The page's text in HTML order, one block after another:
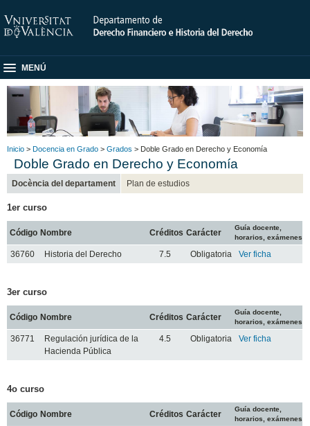
MENÚ
Inicio > Docencia en Grado > Grados > Doble Grado en Derecho y Economía
Doble Grado en Derecho y Economía
Docència del departament Plan de estudios
1er curso
Código Nombre Créditos Carácter
Guía docente,
horarios, exámenes
36760 Historia del Derecho 7.5 Obligatoria Ver ficha
3er curso
Código Nombre Créditos Carácter
Guía docente,
horarios, exámenes
36771
Regulación jurídica de la
Hacienda Pública
4.5 Obligatoria Ver ficha
4o curso
Código Nombre Créditos Carácter
Guía docente,
horarios, exámenes